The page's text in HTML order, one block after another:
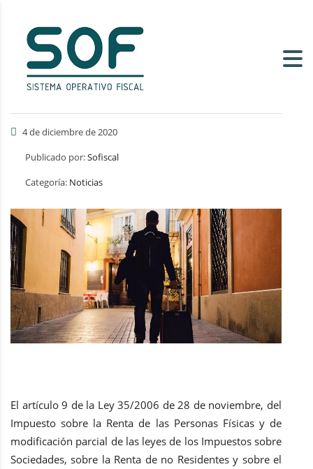
4 de diciembre de 2020
Publicado por:Sofiscal
Categoría: Noticias
El artículo 9 de la Ley 35/2006 de 28 de noviembre, del
Impuesto sobre la Renta de las Personas Físicas y de
modificación parcial de las leyes de los Impuestos sobre
Sociedades, sobre la Renta de no Residentes y sobre el